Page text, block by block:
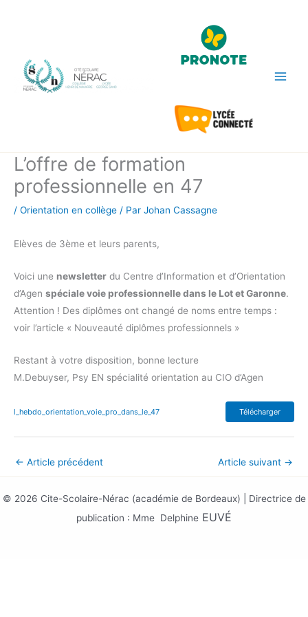
L’offre de formation
professionnelle en 47
/ Orientation en collège / Par Johan Cassagne
Elèves de 3ème et leurs parents,
Voici une newsletter du Centre d’Information et d’Orientation
d’Agen spéciale voie professionnelle dans le Lot et Garonne.
Attention ! Des diplômes ont changé de noms entre temps :
voir l’article « Nouveauté diplômes professionnels »
Restant à votre disposition, bonne lecture
M.Debuyser, Psy EN spécialité orientation au CIO d’Agen
l_hebdo_orientation_voie_pro_dans_le_47 Télécharger
← Article précédent Article suivant →
© 2026 Cite-Scolaire-Nérac (académie de Bordeaux) | Directrice de
publication : Mme Delphine EUVÉ